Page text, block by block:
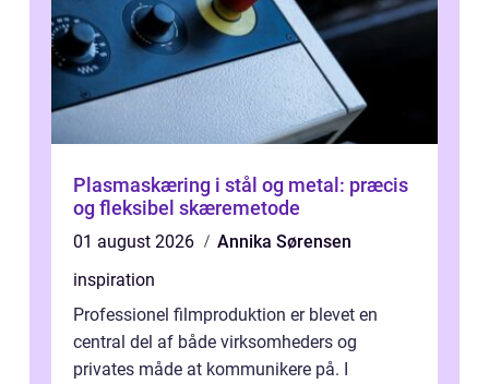
Plasmaskæring i stål og metal: præcis
og fleksibel skæremetode
01 august 2026
Annika Sørensen
inspiration
Professionel filmproduktion er blevet en
central del af både virksomheders og
privates måde at kommunikere på. I